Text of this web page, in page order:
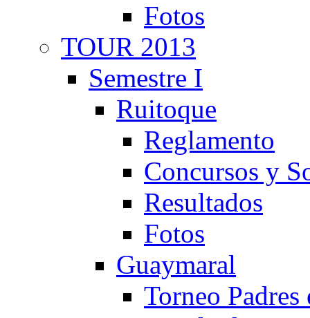
Fotos
TOUR 2013
Semestre I
Ruitoque
Reglamento
Concursos y
Resultados
Fotos
Guaymaral
Torneo